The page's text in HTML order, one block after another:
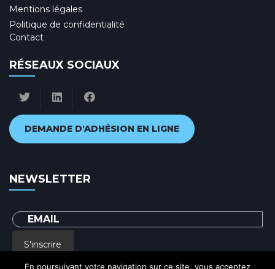
Mentions légales
Politique de confidentialité
Contact
RÉSEAUX SOCIAUX
DEMANDE D'ADHÉSION EN LIGNE
NEWSLETTER
S'inscrire
En poursuivant votre navigation sur ce site, vous acceptez